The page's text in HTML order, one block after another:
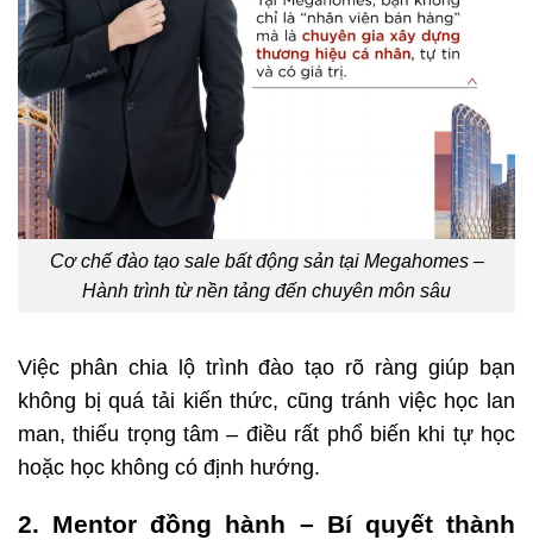
Cơ chế đào tạo sale bất động sản tại Megahomes –
Hành trình từ nền tảng đến chuyên môn sâu
Việc phân chia lộ trình đào tạo rõ ràng giúp bạn
không bị quá tải kiến thức, cũng tránh việc học lan
man, thiếu trọng tâm – điều rất phổ biến khi tự học
hoặc học không có định hướng.
2. Mentor đồng hành – Bí quyết thành